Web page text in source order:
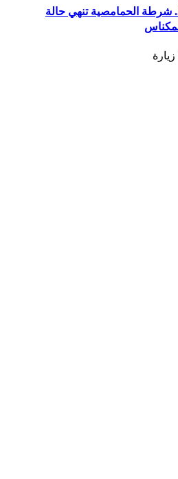
طال 12 تاجراً.. شرطة الحمامصية تنهي حالة
لمكناس
زيارة